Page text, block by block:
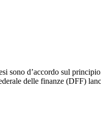
d’accordo sul
delle finanze (DFF)